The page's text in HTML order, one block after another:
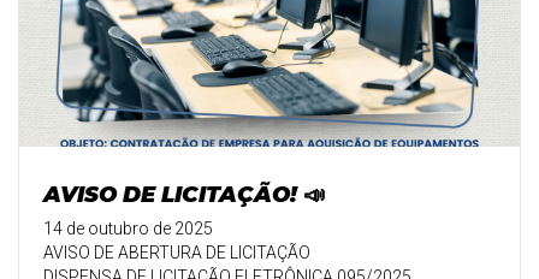
AVISO DE LICITAÇÃO! 📣
14 de outubro de 2025
AVISO DE ABERTURA DE LICITAÇÃO